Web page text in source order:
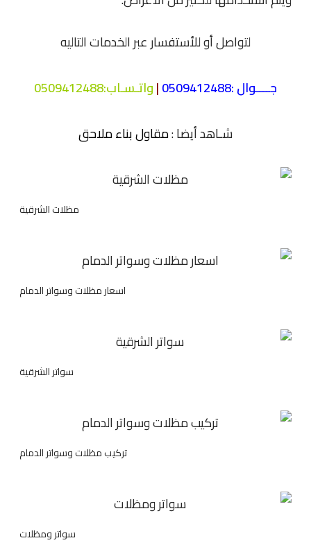
لتواصل أو للأستفسار عبر الخدمات التاليه
جــــوال :0509412488
|واتـسـاب:
0509412488
شـاهد أيضا :مقاول بناء ملاحق
مظلات الشرقية
اسعار مظلات وسواتر الدمام
سواتر الشرقية
تركيب مظلات وسواتر الدمام
سواتر ومظلات